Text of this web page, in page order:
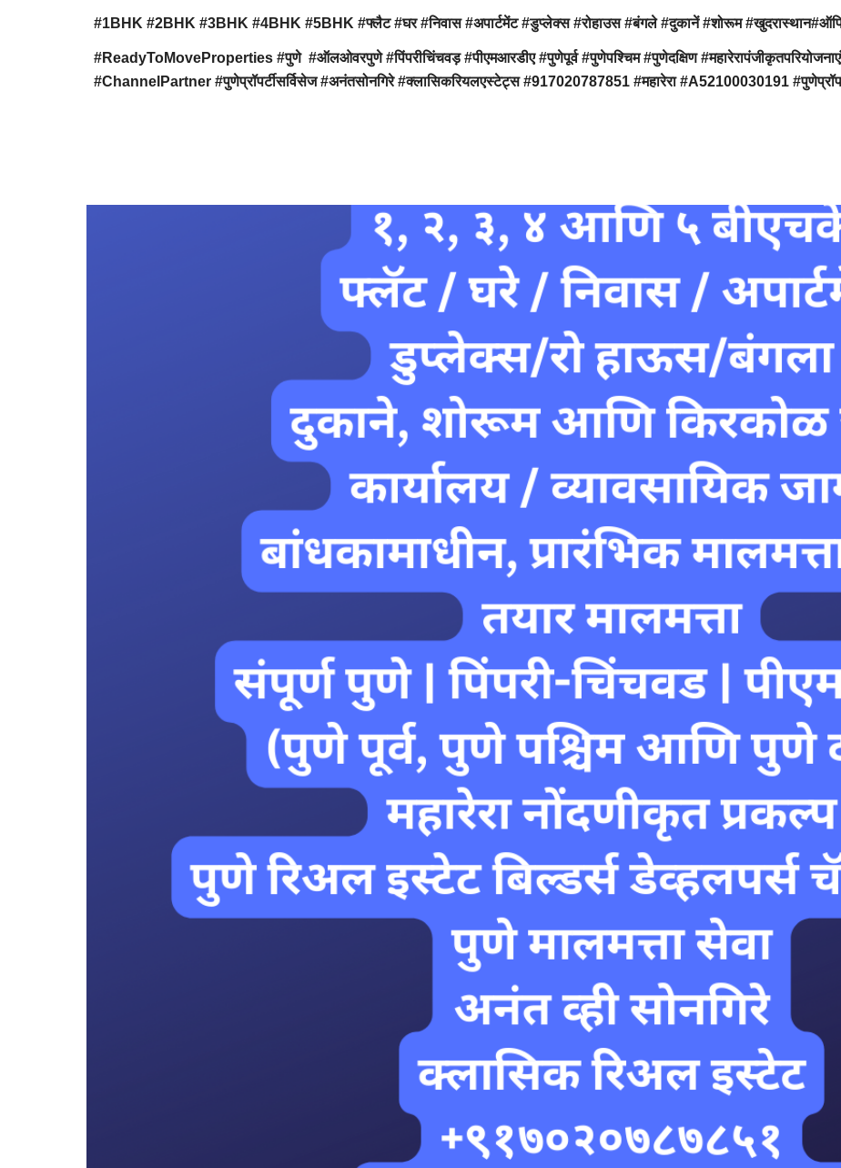
#1BHK #2BHK #3BHK #4BHK #5BHK #फ्लैट #घर #निवास #अपार्टमेंट #डुप्लेक्स #रोहाउस #बंगले #दुकानें #शोरूम
#ReadyToMoveProperties #पुणे #ऑलओवरपुणे #पिंपरीचिंचवड़ #पीएमआरडीए #पुणेपूर्व #पुणेपश्चिम #पुणेदक्षिण
#ChannelPartner #पुणेप्रॉपर्टीसर्विसेज #अनंतसोनगिरे #क्लासिकरियलएस्टेट्स #917020787851 #महारेरा #A52100030191